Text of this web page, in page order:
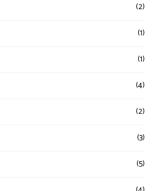
(2)
(1)
(1)
(4)
(2)
(3)
(5)